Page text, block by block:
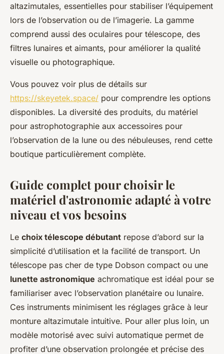
altazimutales, essentielles pour stabiliser l’équipement
lors de l’observation ou de l’imagerie. La gamme
comprend aussi des oculaires pour télescope, des
filtres lunaires et aimants, pour améliorer la qualité
visuelle ou photographique.
Vous pouvez voir plus de détails sur
https://skeyetek.space/ pour comprendre les options
disponibles. La diversité des produits, du matériel
pour astrophotographie aux accessoires pour
l’observation de la lune ou des nébuleuses, rend cette
boutique particulièrement complète.
Guide complet pour choisir le
matériel d'astronomie adapté à votre
niveau et vos besoins
Le choix télescope débutant repose d’abord sur la
simplicité d’utilisation et la facilité de transport. Un
télescope pas cher de type Dobson compact ou une
lunette astronomique achromatique est idéal pour se
familiariser avec l’observation planétaire ou lunaire.
Ces instruments minimisent les réglages grâce à leur
monture altazimutale intuitive. Pour aller plus loin, un
modèle motorisé avec suivi automatique permet de
profiter d’une observation prolongée et précise des